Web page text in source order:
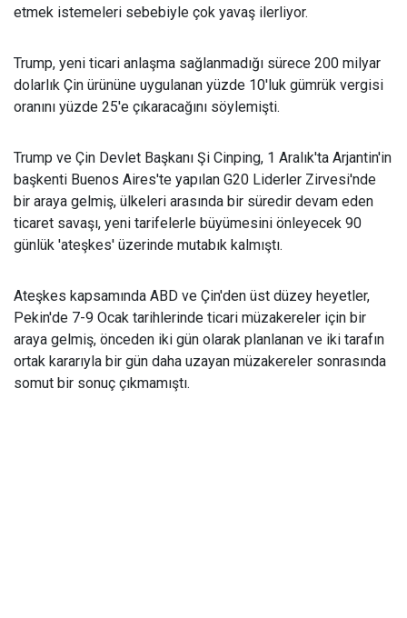
etmek istemeleri sebebiyle çok yavaş ilerliyor.
Trump, yeni ticari anlaşma sağlanmadığı sürece 200 milyar
dolarlık Çin ürününe uygulanan yüzde 10'luk gümrük vergisi
oranını yüzde 25'e çıkaracağını söylemişti.
Trump ve Çin Devlet Başkanı Şi Cinping, 1 Aralık'ta Arjantin'in
başkenti Buenos Aires'te yapılan G20 Liderler Zirvesi'nde
bir araya gelmiş, ülkeleri arasında bir süredir devam eden
ticaret savaşı, yeni tarifelerle büyümesini önleyecek 90
günlük 'ateşkes' üzerinde mutabık kalmıştı.
Ateşkes kapsamında ABD ve Çin'den üst düzey heyetler,
Pekin'de 7-9 Ocak tarihlerinde ticari müzakereler için bir
araya gelmiş, önceden iki gün olarak planlanan ve iki tarafın
ortak kararıyla bir gün daha uzayan müzakereler sonrasında
somut bir sonuç çıkmamıştı.